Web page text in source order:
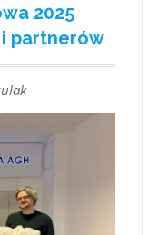
2025
i partnerów